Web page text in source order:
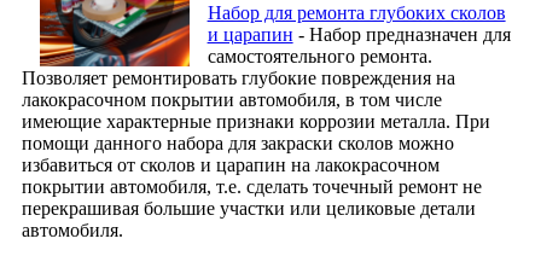
Набор для ремонта глубоких сколов
и царапин - Набор предназначен для
самостоятельного ремонта.
Позволяет ремонтировать глубокие повреждения на
лакокрасочном покрытии автомобиля, в том числе
имеющие характерные признаки коррозии металла. При
помощи данного набора для закраски сколов можно
избавиться от сколов и царапин на лакокрасочном
покрытии автомобиля, т.е. сделать точечный ремонт не
перекрашивая большие участки или целиковые детали
автомобиля.